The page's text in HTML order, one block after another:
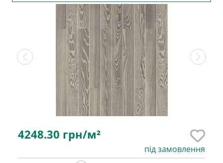
4248.30 грн/м²
під замовлення